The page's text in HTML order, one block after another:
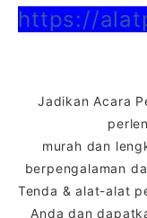
https://
Jadikan Acara
murah dan
berpengalaman
Tenda & alat-alat
Anda dan